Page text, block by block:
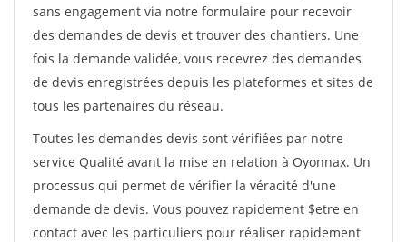
sans engagement via notre formulaire pour recevoir
des demandes de devis et trouver des chantiers. Une
fois la demande validée, vous recevrez des demandes
de devis enregistrées depuis les plateformes et sites de
tous les partenaires du réseau.
Toutes les demandes devis sont vérifiées par notre
service Qualité avant la mise en relation à Oyonnax. Un
processus qui permet de vérifier la véracité d'une
demande de devis. Vous pouvez rapidement $etre en
contact avec les particuliers pour réaliser rapidement